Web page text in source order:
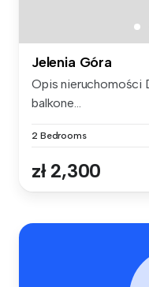
Jelenia Góra
Opis nieruchomości
balkone...
2 Bedrooms
zł 2,300